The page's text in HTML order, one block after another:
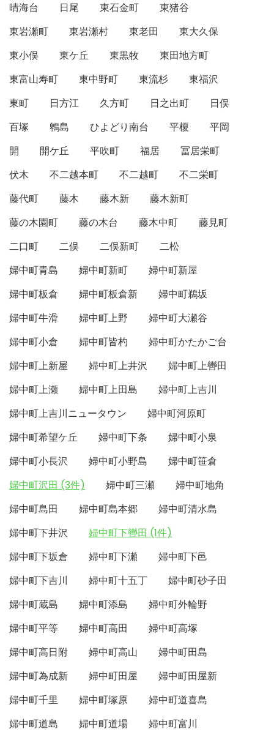
晴海台 日尾 東石金町
東猪谷
東岩瀬町
東岩瀬村 東老田
東大久保
東小俣
東ケ丘 東黒牧
東田地方町
東富山寿町
東中野町 東流杉
東福沢
東町
日方江 久方町 日之出町
日俣
百塚
鵯島 ひよどり南台 平榎
平岡
開
開ケ丘 平吹町 福居
冨居栄町
伏木
不二越本町 不二越町
不二栄町
藤代町
藤木 藤木新
藤木新町
藤の木園町
藤の木台 藤木中町
藤見町
二口町
二俣 二俣新町
二松
婦中町青島
婦中町新町
婦中町新屋
婦中町板倉
婦中町板倉新
婦中町鵜坂
婦中町牛滑
婦中町上野
婦中町大瀬谷
婦中町小倉
婦中町皆杓
婦中町かたかご台
婦中町上新屋
婦中町上井沢
婦中町上轡田
婦中町上瀬
婦中町上田島
婦中町上吉川
婦中町上吉川ニュータウン
婦中町河原町
婦中町希望ケ丘
婦中町下条
婦中町小泉
婦中町小長沢
婦中町小野島
婦中町笹倉
婦中町沢田 (3件)
婦中町三瀬
婦中町地角
婦中町島田
婦中町島本郷
婦中町清水島
婦中町下井沢
婦中町下轡田 (1件)
婦中町下坂倉
婦中町下瀬
婦中町下邑
婦中町下吉川
婦中町十五丁
婦中町砂子田
婦中町蔵島
婦中町添島
婦中町外輪野
婦中町平等
婦中町高田
婦中町高塚
婦中町高日附
婦中町高山
婦中町田島
婦中町為成新
婦中町田屋
婦中町田屋新
婦中町千里
婦中町塚原
婦中町道喜島
婦中町道島
婦中町道場
婦中町富川